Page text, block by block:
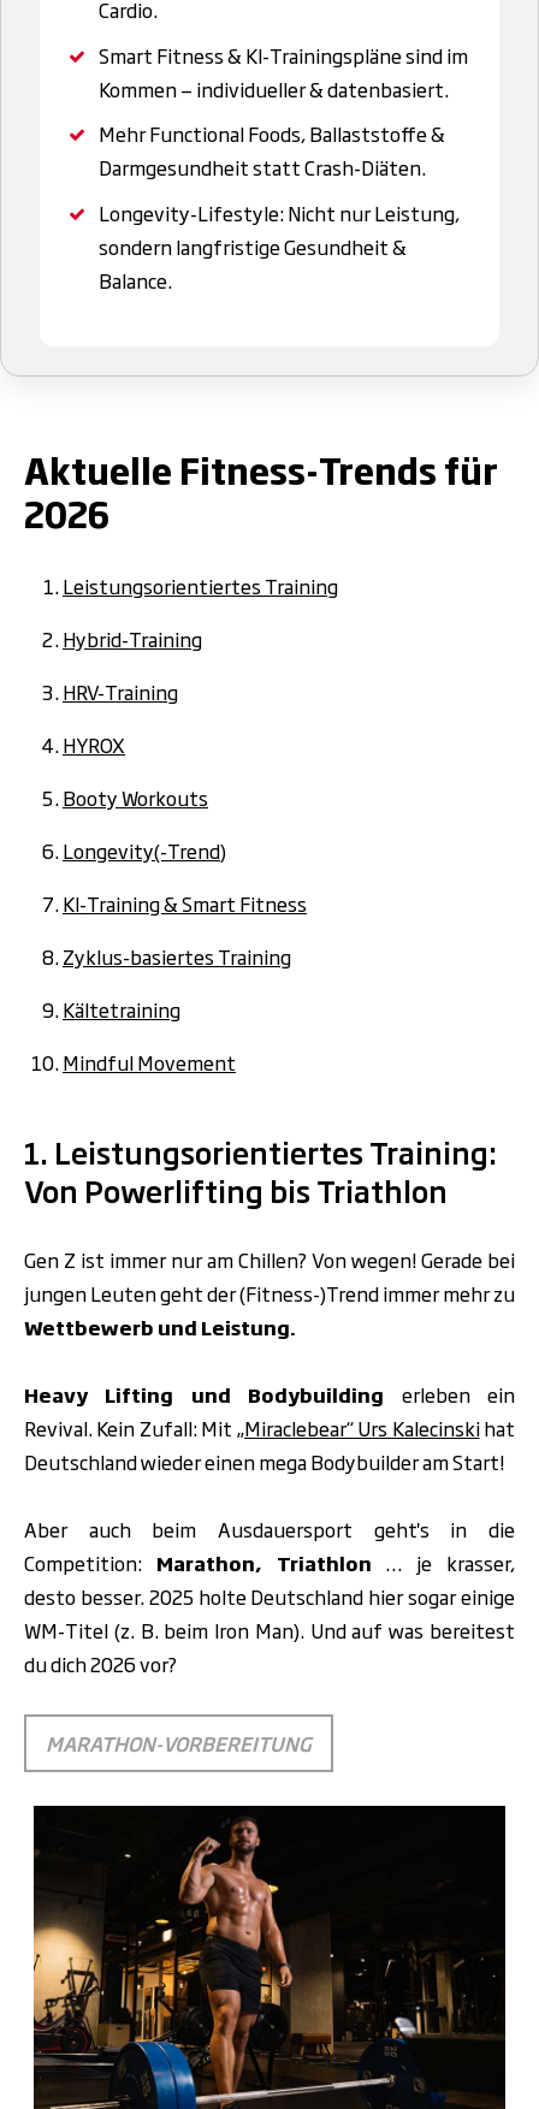
Cardio.
Smart Fitness & KI-Trainingspläne sind im
Kommen — individueller & datenbasiert.
Mehr Functional Foods, Ballaststoffe &
Darmgesundheit statt Crash-Diäten.
Longevity-Lifestyle: Nicht nur Leistung,
sondern langfristige Gesundheit &
Balance.
Aktuelle Fitness-Trends für
2026
Leistungsorientiertes Training
Hybrid-Training
HRV-Training
HYROX
Booty Workouts
Longevity(-Trend)
KI-Training & Smart Fitness
Zyklus-basiertes Training
Kältetraining
Mindful Movement
1. Leistungsorientiertes Training:
Von Powerlifting bis Triathlon
Gen Z ist immer nur am Chillen? Von wegen! Gerade bei
jungen Leuten geht der (Fitness-)Trend immer mehr zu
Wettbewerb und Leistung.
Heavy Lifting und Bodybuilding erleben ein
Revival. Kein Zufall: Mit „Miraclebear“ Urs Kalecinskihat
Deutschland wieder einen mega Bodybuilder am Start!
Aber auch beim Ausdauersport geht's in die
Competition: Marathon, Triathlon … je krasser,
desto besser. 2025 holte Deutschland hier sogar einige
WM-Titel (z. B. beim Iron Man). Und auf was bereitest
du dich 2026 vor?
MARATHON-VORBEREITUNG